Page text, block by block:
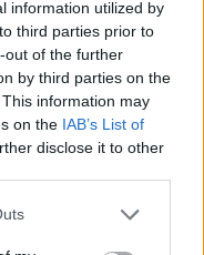
information utilized by
third parties prior to
out of the further
by third parties on the
information may
on the IAB’s List of
disclose it to other